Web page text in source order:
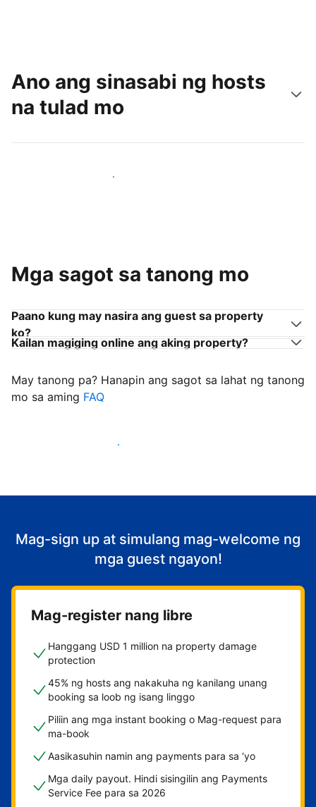
Ano ang sinasabi ng hosts
na tulad mo
Sumama sa mga host na tulad mo
Mga sagot sa tanong mo
Paano kung may nasira ang guest sa property
ko?
Kailan magiging online ang aking property?
May tanong pa? Hanapin ang sagot sa lahat ng tanong
mo sa aming FAQ
Simulang i-welcome ang mga guest
Mag-sign up at simulang mag-welcome ng
mga guest ngayon!
Mag-register nang libre
Hanggang USD 1 million na property damage
protection
45% ng hosts ang nakakuha ng kanilang unang
booking sa loob ng isang linggo
Piliin ang mga instant booking o Mag-request para
ma-book
Aasikasuhin namin ang payments para sa ‘yo
Mga daily payout. Hindi sisingilin ang Payments
Service Fee para sa 2026